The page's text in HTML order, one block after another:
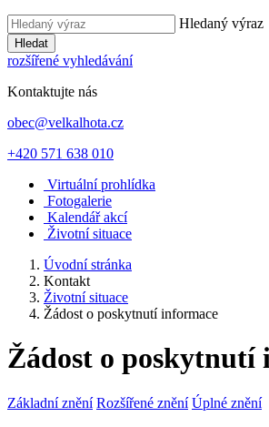
Hledaný výraz
Hledat
rozšířené vyhledávání
Kontaktujte nás
obec@velkalhota.cz
+420 571 638 010
Virtuální prohlídka
Fotogalerie
Kalendář akcí
Životní situace
Úvodní stránka
Kontakt
Životní situace
Žádost o poskytnutí informace
Žádost o poskytnutí
Základní znění Rozšířené znění Úplné znění